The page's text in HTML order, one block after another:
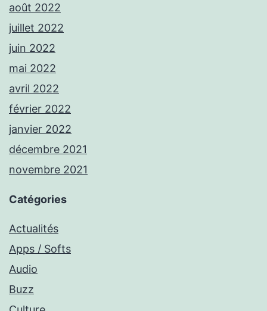
août 2022
juillet 2022
juin 2022
mai 2022
avril 2022
février 2022
janvier 2022
décembre 2021
novembre 2021
Catégories
Actualités
Apps / Softs
Audio
Buzz